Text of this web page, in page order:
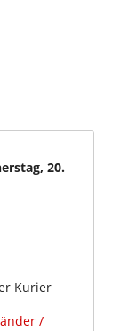
20.
Kurier
/